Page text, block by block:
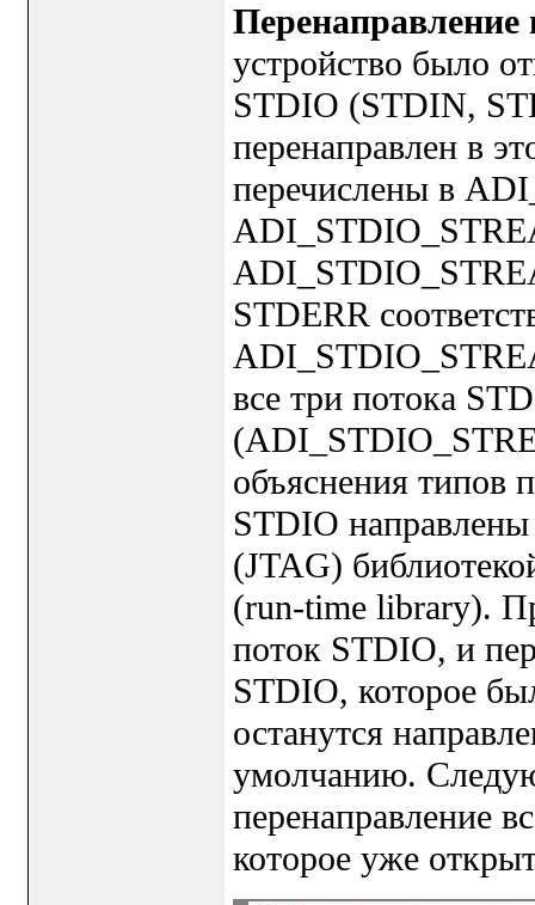
Перенаправление
устройство было
STDIO (STDIN,
перенаправлен в
перечислены в
STDERR
все три потока
объяснения типов
STDIO
(JTAG)
(run-time library).
поток STDIO, и
STDIO, которое
останутся
умолчанию.
перенаправление
которое уже